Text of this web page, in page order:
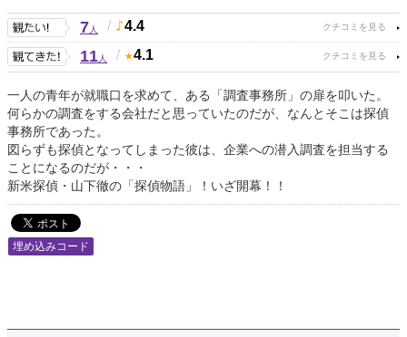
7人 / 4.4
11人 / 4.1
一人の青年が就職口を求めて、ある「調査事務所」の扉を叩いた。
何らかの調査をする会社だと思っていたのだが、なんとそこは探偵
事務所であった。
図らずも探偵となってしまった彼は、企業への潜入調査を担当する
ことになるのだが・・・
新米探偵・山下徹の「探偵物語」！いざ開幕！！
埋め込みコード